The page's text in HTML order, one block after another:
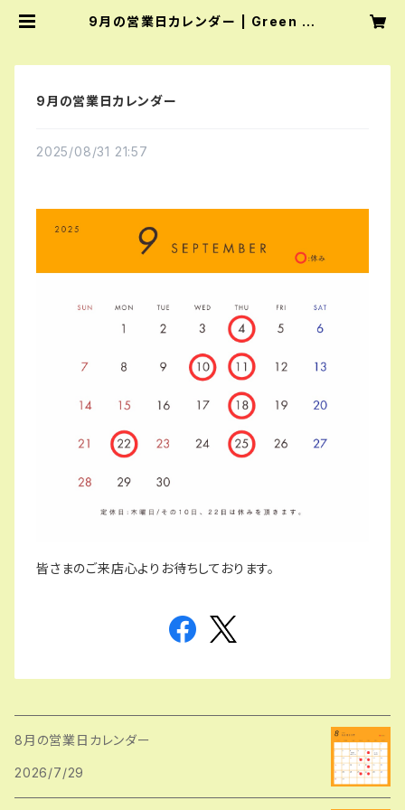
9月の営業日カレンダー | Green Vi
9月の営業日カレンダー
2025/08/31 21:57
皆さまのご来店心よりお待ちしております。
8月の営業日カレンダー
2026/7/29